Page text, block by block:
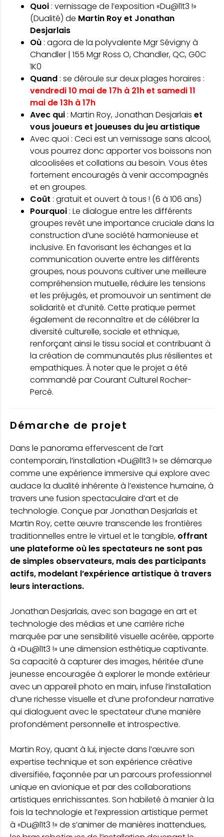
Quoi : vernissage de l’exposition «Du@l1t3 !»
(Dualité) de Martin Roy et Jonathan
Desjarlais
Où : agora de la polyvalente Mgr Sévigny à
Chandler | 155 Mgr Ross O, Chandler, QC, G0C
1K0
Quand : se déroule sur deux plages horaires :
vendredi 10 mai de 17h à 21h et samedi 11
mai de 13h à 17h
Avec qui : Martin Roy, Jonathan Desjarlais et
vous joueurs et joueuses du jeu artistique
Avec quoi : Ceci est un vernissage sans alcool,
vous pourrez donc apporter vos boissons non
alcoolisées et collations au besoin. Vous êtes
fortement encouragés à venir accompagnés
et en groupes.
Coût : gratuit et ouvert à tous ! (6 à 106 ans)
Pourquoi : Le dialogue entre les différents
groupes revêt une importance cruciale dans la
construction d’une société harmonieuse et
inclusive. En favorisant les échanges et la
communication ouverte entre les différents
groupes, nous pouvons cultiver une meilleure
compréhension mutuelle, réduire les tensions
et les préjugés, et promouvoir un sentiment de
solidarité et d’unité. Cette pratique permet
également de reconnaître et de célébrer la
diversité culturelle, sociale et ethnique,
renforçant ainsi le tissu social et contribuant à
la création de communautés plus résilientes et
empathiques. À noter que le projet a été
commandé par Courant Culturel Rocher-
Percé.
Démarche de projet
Dans le panorama effervescent de l’art
contemporain, l’installation «Du@l1t3 !» se démarque
comme une expérience immersive qui explore avec
audace la dualité inhérente à l’existence humaine, à
travers une fusion spectaculaire d’art et de
technologie. Conçue par Jonathan Desjarlais et
Martin Roy, cette œuvre transcende les frontières
traditionnelles entre le virtuel et le tangible, offrant
une plateforme où les spectateurs ne sont pas
de simples observateurs, mais des participants
actifs, modelant l’expérience artistique à travers
leurs interactions.
Jonathan Desjarlais, avec son bagage en art et
technologie des médias et une carrière riche
marquée par une sensibilité visuelle acérée, apporte
à «Du@l1t3 !» une dimension esthétique captivante.
Sa capacité à capturer des images, héritée d’une
jeunesse encouragée à explorer le monde extérieur
avec un appareil photo en main, infuse l’installation
d’une richesse visuelle et d’une profondeur narrative
qui dialoguent avec le spectateur d’une manière
profondément personnelle et introspective.
Martin Roy, quant à lui, injecte dans l’œuvre son
expertise technique et son expérience créative
diversifiée, façonnée par un parcours professionnel
unique en avionique et par des collaborations
artistiques enrichissantes. Son habileté à manier à la
fois la technologie et l’expression artistique permet
à «Du@l1t3 !» de s’animer de manières inattendues,